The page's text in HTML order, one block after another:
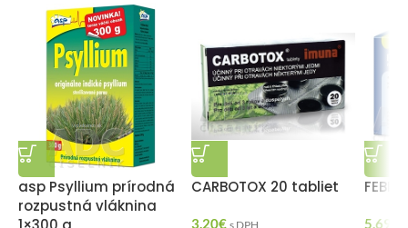
asp Psyllium prírodná
rozpustná vláknina
CARBOTOX 20 tabliet
3,20€ s DPH 5,69